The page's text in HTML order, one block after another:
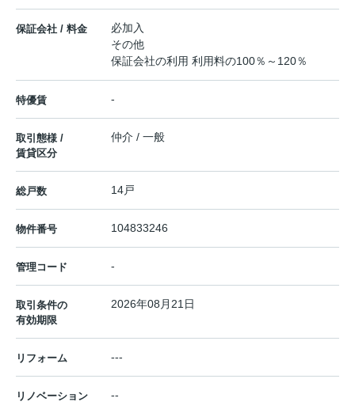
保証会社 / 料金
必加入
その他
保証会社の利用 利用料の100％～120％
特優賃 -
取引態様 /
賃貸区分
仲介 / 一般
総戸数 14戸
物件番号 104833246
管理コード -
取引条件の
有効期限
2026年08月21日
リフォーム ---
リノベーション --